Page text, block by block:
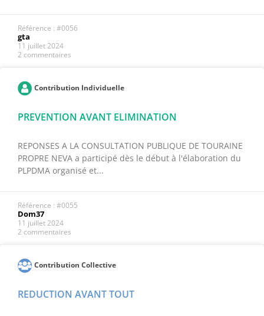
Référence : #0056
gta
11 juillet 2024
2 commentaires
Contribution Individuelle
PREVENTION AVANT ELIMINATION
REPONSES A LA CONSULTATION PUBLIQUE DE TOURAINE
PROPRE NEVA a participé dès le début à l'élaboration du
PLPDMA organisé et...
Référence : #0055
Dom37
11 juillet 2024
2 commentaires
Contribution Collective
REDUCTION AVANT TOUT